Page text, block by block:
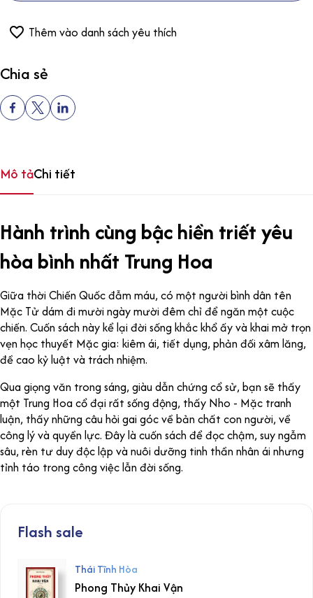
Thêm vào danh sách yêu thích
Chia sẻ
Mô tảChi tiết
Hành trình cùng bậc hiền triết yêu
hòa bình nhất Trung Hoa
Giữa thời Chiến Quốc đẫm máu, có một người bình dân tên
Mặc Tử dám đi mười ngày mười đêm chỉ để ngăn một cuộc
chiến. Cuốn sách này kể lại đời sống khắc khổ ấy và khai mở trọn
vẹn học thuyết Mặc gia: kiêm ái, tiết dụng, phản đối xâm lăng,
đề cao kỷ luật và trách nhiệm.
Qua giọng văn trong sáng, giàu dẫn chứng cổ sử, bạn sẽ thấy
một Trung Hoa cổ đại rất sống động, thấy Nho - Mặc tranh
luận, thấy những câu hỏi gai góc về bản chất con người, về
công lý và quyền lực. Đây là cuốn sách để đọc chậm, suy ngẫm
sâu, rèn tư duy độc lập và nuôi dưỡng tinh thần nhân ái nhưng
tỉnh táo trong công việc lẫn đời sống.
Flash sale
Thái Tĩnh Hòa
Phong Thủy Khai Vận